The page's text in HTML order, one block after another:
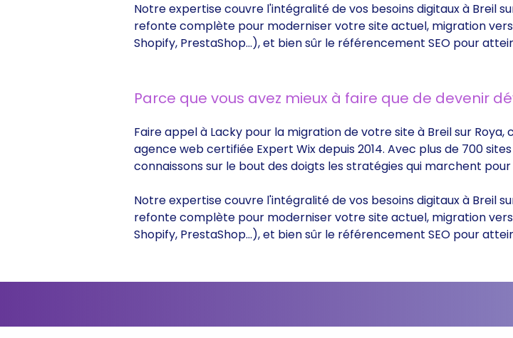
Notre expertise couvre l'intégralité de vos besoins digitaux à Breil
refonte complète pour moderniser votre site actuel, migration
Shopify, PrestaShop...), et bien sûr le référencement SEO pour
Parce que vous avez mieux à faire que de devenir
Faire appel à Lacky pour la migration de votre site à Breil sur
agence web certifiée Expert Wix depuis 2014. Avec plus de 700
connaissons sur le bout des doigts les stratégies qui marchent
Notre expertise couvre l'intégralité de vos besoins digitaux à Breil
refonte complète pour moderniser votre site actuel, migration
Shopify, PrestaShop...), et bien sûr le référencement SEO pour